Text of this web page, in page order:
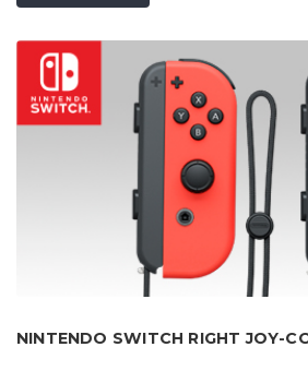
NINTENDO SWITCH RIGHT JOY-